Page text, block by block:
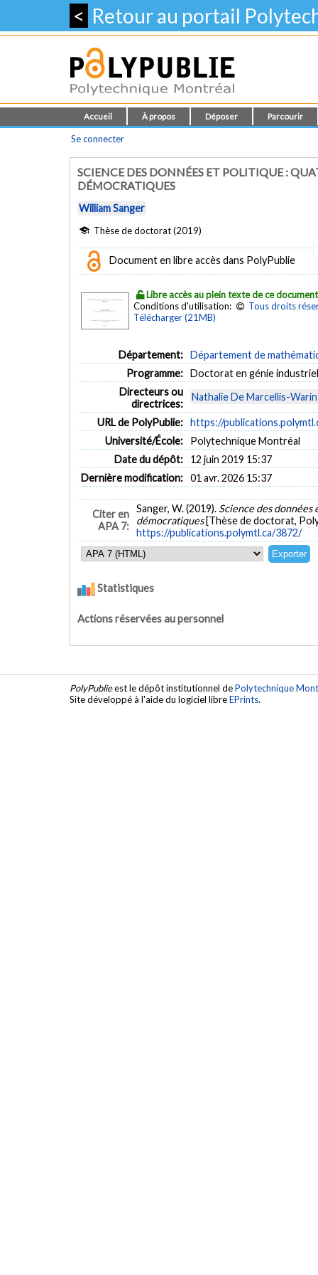
< Retour au portail
Accueil À propos Déposer Parcourir
Se connecter
SCIENCE DES DONNÉES ET POLITIQUE :
DÉMOCRATIQUES
William Sanger
Thèse de doctorat (2019)
Document en libre accès dans PolyPublie
Libre accès au plein texte de ce document
Conditions d'utilisation:
Tous droits
Télécharger (21MB)
Département: Département de
Programme: Doctorat en génie industriel
Directeurs ou
directrices:
Nathalie De Marcellis-Warin
URL de PolyPublie: https://
Université/École:
Polytechnique Montréal
Date du dépôt:
12 juin 2019 15:37
Dernière modification: 01 avr. 2026 15:37
Citer en
APA 7:
Sanger, W. (2019). Science des
démocratiques [Thèse de doctorat,
https://publications.polymtl.ca/3872/
Statistiques
Actions réservées au personnel
PolyPublieest le dépôt institutionnel dePolytechnique
Site développé à l'aide du logiciel libreEPrints.